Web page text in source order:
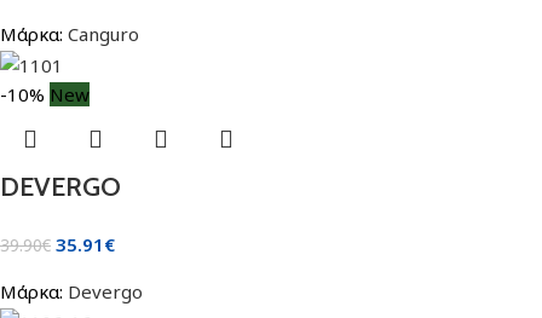
Μάρκα: Canguro
-10% New
DEVERGO
39.90€ 35.91 €
Μάρκα: Devergo